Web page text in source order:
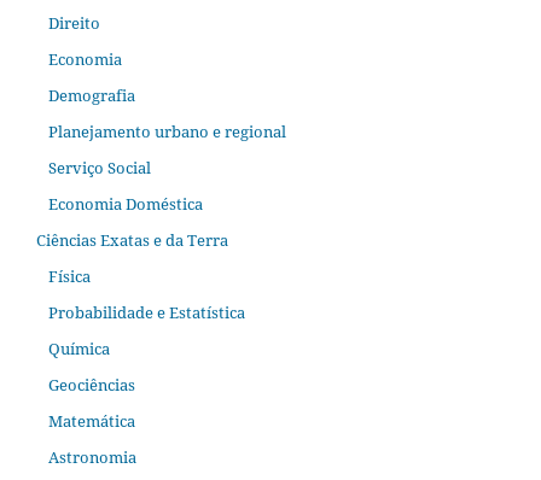
Direito
Economia
Demografia
Planejamento urbano e regional
Serviço Social
Economia Doméstica
Ciências Exatas e da Terra
Física
Probabilidade e Estatística
Química
Geociências
Matemática
Astronomia